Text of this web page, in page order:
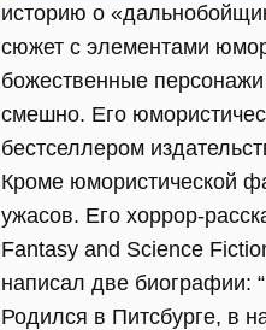
историю о
сюжет с элементами
божественные
смешно. Его
бестселлером
Кроме юмористической
ужасов. Его хоррор-
Fantasy and Science
написал две биографии:
Родился в Питсбурге, в